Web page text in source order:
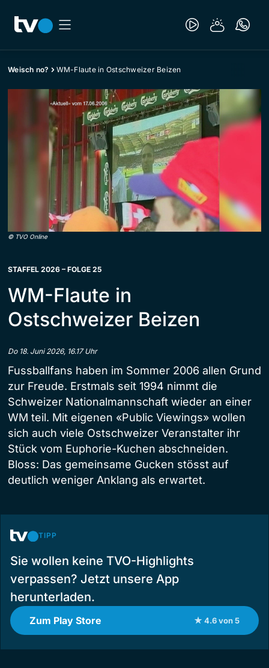
Weisch no? WM-Flaute in Ostschweizer Beizen
© TVO Online
STAFFEL 2026 – FOLGE 25
WM-Flaute in
Ostschweizer Beizen
Do 18. Juni 2026, 16.17 Uhr
Fussballfans haben im Sommer 2006 allen Grund
zur Freude. Erstmals seit 1994 nimmt die
Schweizer Nationalmannschaft wieder an einer
WM teil. Mit eigenen «Public Viewings» wollen
sich auch viele Ostschweizer Veranstalter ihr
Stück vom Euphorie-Kuchen abschneiden.
Bloss: Das gemeinsame Gucken stösst auf
deutlich weniger Anklang als erwartet.
TIPP
Sie wollen keine TVO-Highlights
verpassen? Jetzt unsere App
herunterladen.
Zum Play Store ★ 4.6 von 5